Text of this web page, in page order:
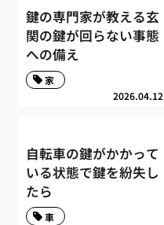
鍵の専門家が教える玄
関の鍵が回らない事態
への備え
2026.04.12
家
自転車の鍵がかかって
いる状態で鍵を紛失し
たら
車